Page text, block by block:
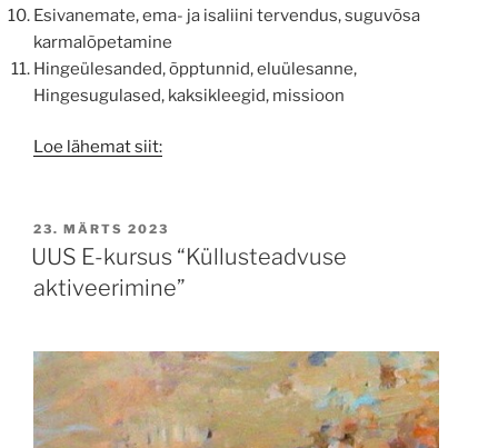
Esivanemate, ema- ja isaliini tervendus, suguvõsa
karmalõpetamine
Hingeülesanded, õpptunnid, eluülesanne,
Hingesugulased, kaksikleegid, missioon
Loe lähemat siit:
POSTED
ON
23. MÄRTS 2023
UUS E-kursus “Küllusteadvuse
aktiveerimine”